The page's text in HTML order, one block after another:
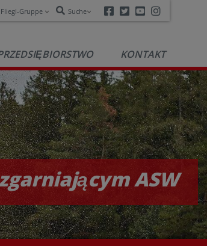
Gruppe Suche Facebook
TwitterYoutube
KONTAKT
ASW